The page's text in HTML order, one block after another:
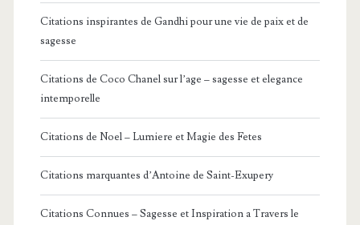
Citations inspirantes de Gandhi pour une vie de paix et de
sagesse
Citations de Coco Chanel sur l’age – sagesse et elegance
intemporelle
Citations de Noel – Lumiere et Magie des Fetes
Citations marquantes d’Antoine de Saint-Exupery
Citations Connues – Sagesse et Inspiration a Travers le